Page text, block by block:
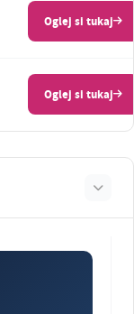
Oglej si tukaj
Oglej si tukaj